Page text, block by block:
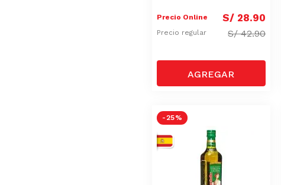
Precio Online S/ 28.90
Precio regular S/42.90
-25 %